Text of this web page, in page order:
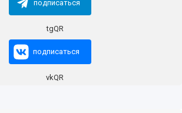
подписаться
подписаться